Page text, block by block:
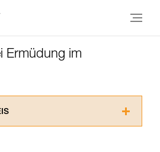
Ermüdung im